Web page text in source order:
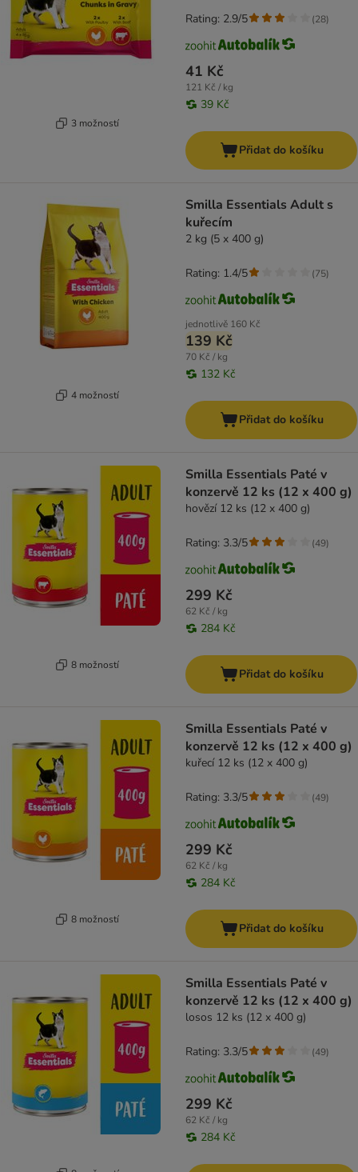
3 možností
41 Kč
121 Kč / kg
39 Kč
Rating: 2.9/5 (28)
Přidat do košíku
4 možností
Smilla Essentials Adult s
kuřecím
2 kg (5 x 400 g)
jednotlivě 160 Kč
139 Kč
70 Kč / kg
132 Kč
Rating: 1.4/5 (75)
Přidat do košíku
8 možností
Smilla Essentials Paté v
konzervě 12 ks (12 x 400 g)
hovězí 12 ks (12 x 400 g)
299 Kč
62 Kč / kg
284 Kč
Rating: 3.3/5 (49)
Přidat do košíku
8 možností
Smilla Essentials Paté v
konzervě 12 ks (12 x 400 g)
kuřecí 12 ks (12 x 400 g)
299 Kč
62 Kč / kg
284 Kč
Rating: 3.3/5 (49)
Přidat do košíku
Smilla Essentials Paté v
konzervě 12 ks (12 x 400 g)
losos 12 ks (12 x 400 g)
299 Kč
62 Kč / kg
284 Kč
Rating: 3.3/5 (49)